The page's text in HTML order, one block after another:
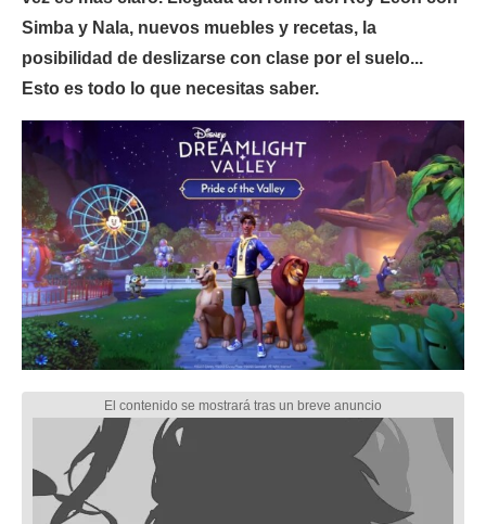
Simba y Nala, nuevos muebles y recetas, la
posibilidad de deslizarse con clase por el suelo...
Esto es todo lo que necesitas saber.